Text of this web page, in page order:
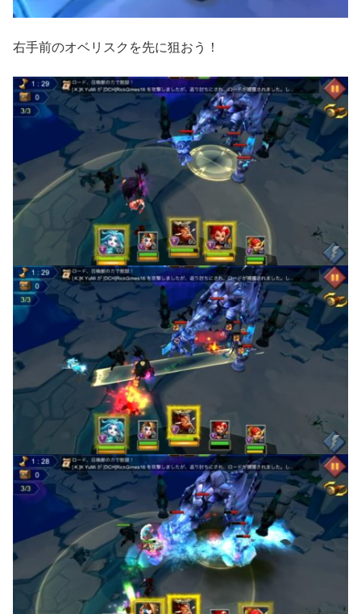
右手前のオベリスクを先に狙おう！